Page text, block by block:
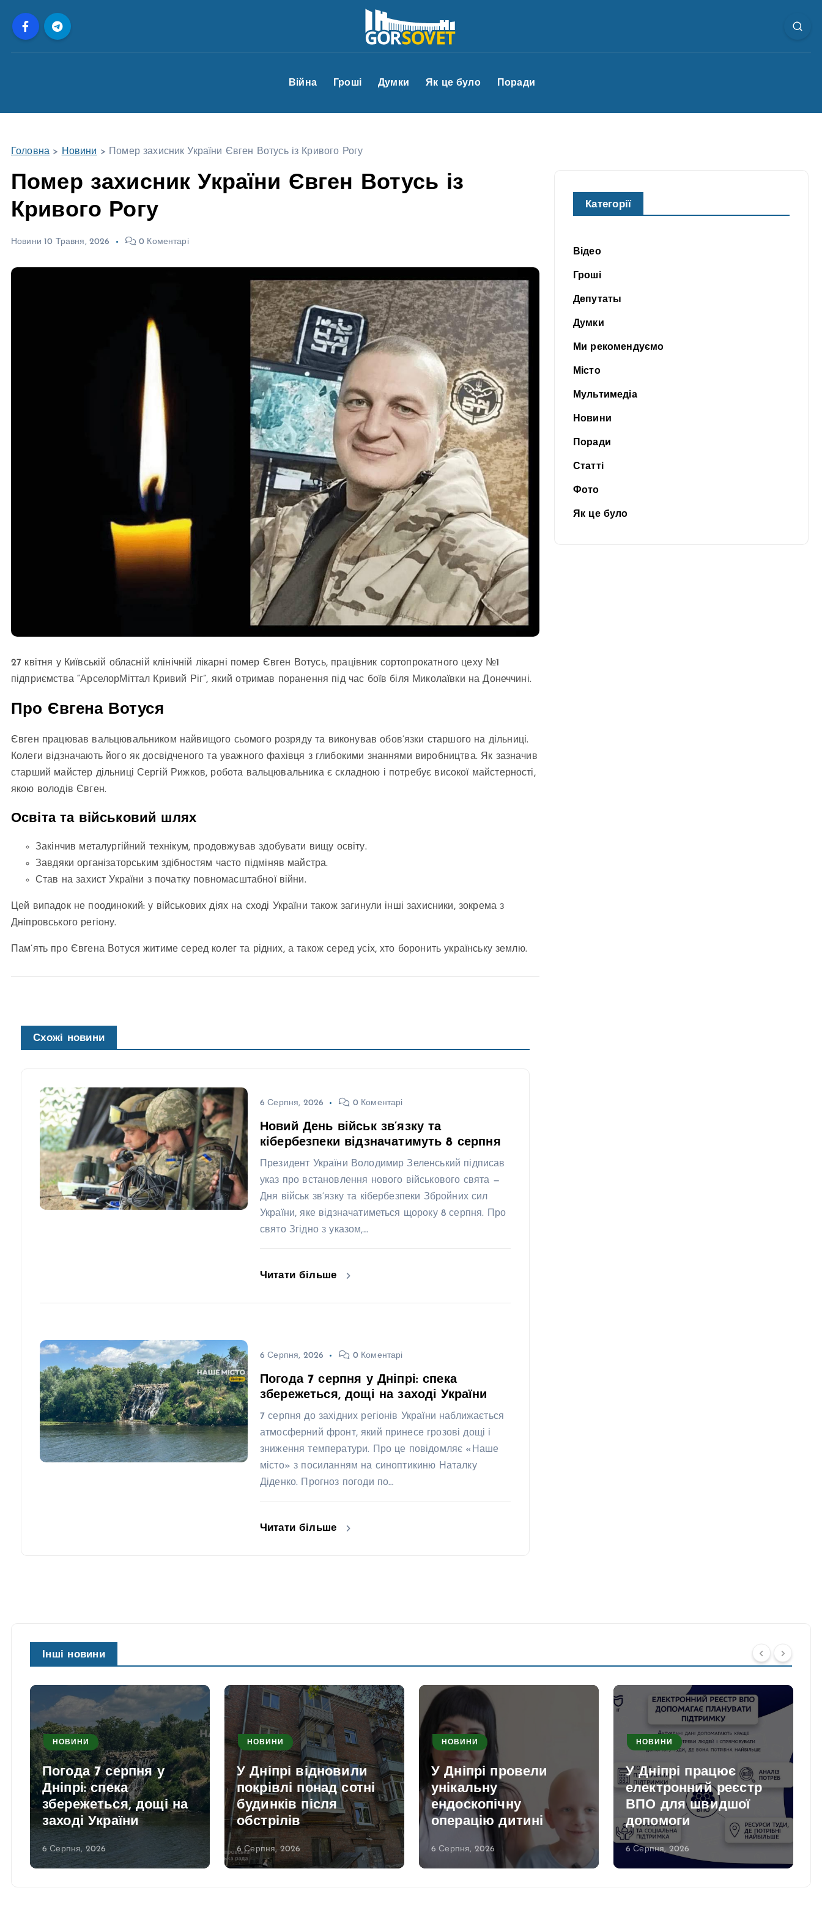
Війна Гроші Думки Як це було Поради
Головна > Новини > Помер захисник України Євген Вотусь із Кривого Рогу
Помер захисник України Євген Вотусь із
Кривого Рогу
Новини 10 Травня, 2026 0 Коментарі
27 квітня у Київській обласній клінічній лікарні помер Євген Вотусь, працівник сортопрокатного цеху №1
підприємства “АрселорМіттал Кривий Ріг”, який отримав поранення під час боїв біля Миколаївки на Донеччині.
Про Євгена Вотуся
Євген працював вальцювальником найвищого сьомого розряду та виконував обов’язки старшого на дільниці.
Колеги відзначають його як досвідченого та уважного фахівця з глибокими знаннями виробництва. Як зазначив
старший майстер дільниці Сергій Рижков, робота вальцювальника є складною і потребує високої майстерності,
якою володів Євген.
Освіта та військовий шлях
Закінчив металургійний технікум, продовжував здобувати вищу освіту.
Завдяки організаторським здібностям часто підміняв майстра.
Став на захист України з початку повномасштабної війни.
Цей випадок не поодинокий: у військових діях на сході України також загинули інші захисники, зокрема з
Дніпровського регіону.
Пам’ять про Євгена Вотуся житиме серед колег та рідних, а також серед усіх, хто боронить українську землю.
Схожі новини
6 Серпня, 2026 0 Коментарі
Новий День військ зв’язку та
кібербезпеки відзначатимуть 8 серпня
Президент України Володимир Зеленський підписав
указ про встановлення нового військового свята —
Дня військ зв’язку та кібербезпеки Збройних сил
України, яке відзначатиметься щороку 8 серпня. Про
свято Згідно з указом,…
Читати більше
6 Серпня, 2026 0 Коментарі
Погода 7 серпня у Дніпрі: спека
збережеться, дощі на заході України
7 серпня до західних регіонів України наближається
атмосферний фронт, який принесе грозові дощі і
зниження температури. Про це повідомляє «Наше
місто» з посиланням на синоптикиню Наталку
Діденко. Прогноз погоди по…
Читати більше
Категорії
Відео
Гроші
Депутаты
Думки
Ми рекомендуємо
Місто
Мультимедіа
Новини
Поради
Статті
Фото
Як це було
Інші новини
НОВИНИ
Погода 7 серпня у
Дніпрі: спека
збережеться, дощі на
заході України
6 Серпня, 2026
НОВИНИ
У Дніпрі відновили
покрівлі понад сотні
будинків після
обстрілів
6 Серпня, 2026
НОВИНИ
У Дніпрі провели
унікальну
ендоскопічну
операцію дитині
6 Серпня, 2026
НОВИНИ
У Дніпрі працює
електронний реєстр
ВПО для швидшої
допомоги
6 Серпня, 2026